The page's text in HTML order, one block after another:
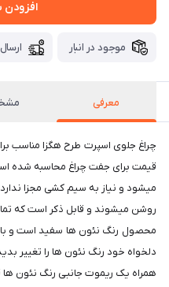
افزودن
موجود در انبار
معرفی
قیمت برای جفت چراغ محاسبه شده
میشود و نیاز به سیم کشی مجزا
روشن میشوند و قابل ذکر است که
محصول رنگ نئون ها سفید است و با
دلخواه خود رنگ نئون ها را تغییر
همراه یک ریموت جانبی رنگ نئون ها